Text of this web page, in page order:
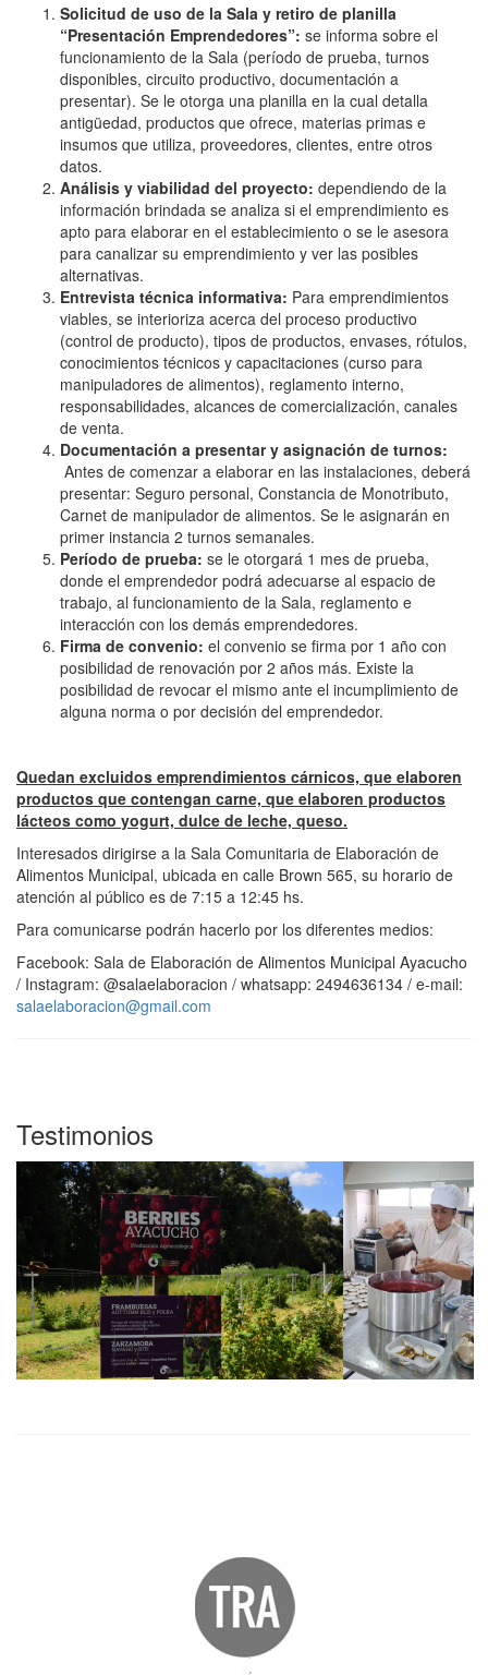
Solicitud de uso de la Sala y retiro de planilla
“Presentación Emprendedores”: se informa sobre el
funcionamiento de la Sala (período de prueba, turnos
disponibles, circuito productivo, documentación a
presentar). Se le otorga una planilla en la cual detalla
antigüedad, productos que ofrece, materias primas e
insumos que utiliza, proveedores, clientes, entre otros
datos.
Análisis y viabilidad del proyecto: dependiendo de la
información brindada se analiza si el emprendimiento es
apto para elaborar en el establecimiento o se le asesora
para canalizar su emprendimiento y ver las posibles
alternativas.
Entrevista técnica informativa: Para emprendimientos
viables, se interioriza acerca del proceso productivo
(control de producto), tipos de productos, envases, rótulos,
conocimientos técnicos y capacitaciones (curso para
manipuladores de alimentos), reglamento interno,
responsabilidades, alcances de comercialización, canales
de venta.
Documentación a presentar y asignación de turnos:
Antes de comenzar a elaborar en las instalaciones, deberá
presentar: Seguro personal, Constancia de Monotributo,
Carnet de manipulador de alimentos. Se le asignarán en
primer instancia 2 turnos semanales.
Período de prueba: se le otorgará 1 mes de prueba,
donde el emprendedor podrá adecuarse al espacio de
trabajo, al funcionamiento de la Sala, reglamento e
interacción con los demás emprendedores.
Firma de convenio: el convenio se firma por 1 año con
posibilidad de renovación por 2 años más. Existe la
posibilidad de revocar el mismo ante el incumplimiento de
alguna norma o por decisión del emprendedor.
Quedan excluidos emprendimientos cárnicos, que elaboren
productos que contengan carne, que elaboren productos
lácteos como yogurt, dulce de leche, queso.
Interesados dirigirse a la Sala Comunitaria de Elaboración de
Alimentos Municipal, ubicada en calle Brown 565, su horario de
atención al público es de 7:15 a 12:45 hs.
Para comunicarse podrán hacerlo por los diferentes medios:
Facebook: Sala de Elaboración de Alimentos Municipal Ayacucho
/ Instagram: @salaelaboracion / whatsapp: 2494636134 / e-mail:
salaelaboracion@gmail.com
Testimonios